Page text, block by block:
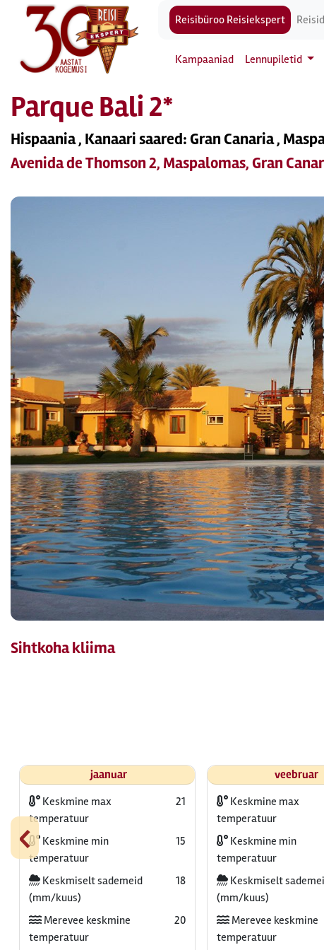
Reisibüroo Reisiekspert
Kampaaniad Lennupiletid
Parque Bali 2*
Hispaania , Kanaari saared: Gran Canaria ,
Avenida de Thomson 2, Maspalomas, Gran
Sihtkoha kliima
‹
jaanuar
Keskmine max
temperatuur
21
Keskmine min
temperatuur
15
Keskmiselt sademeid
(mm/kuus)
18
Merevee keskmine
temperatuur
20
veebruar
Keskmine max
temperatuur
Keskmine min
temperatuur
Keskmiselt
(mm/kuus)
Merevee keskmine
temperatuur